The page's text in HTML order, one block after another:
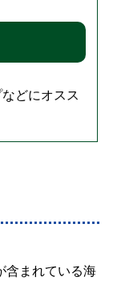
どにオスス
含まれている海